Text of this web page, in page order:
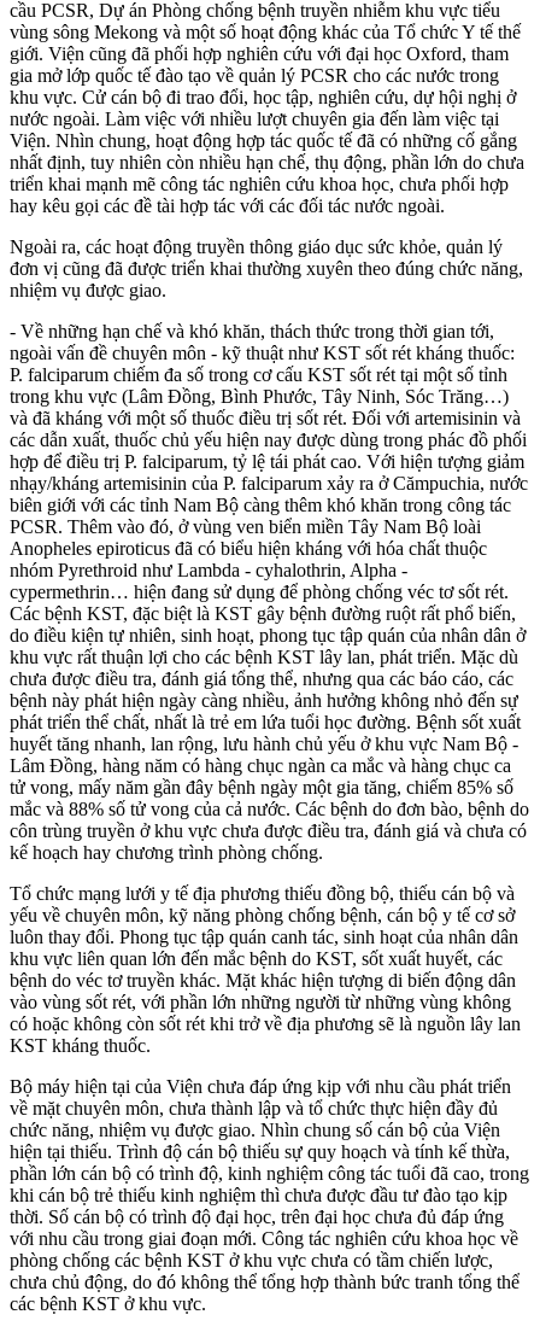
cầu PCSR, Dự án Phòng chống bệnh truyền nhiễm khu vực tiểu
vùng sông Mekong và một số hoạt động khác của Tổ chức Y tế thế
giới. Viện cũng đã phối hợp nghiên cứu với đại học Oxford, tham
gia mở lớp quốc tế đào tạo về quản lý PCSR cho các nước trong
khu vực. Cử cán bộ đi trao đổi, học tập, nghiên cứu, dự hội nghị ở
nước ngoài. Làm việc với nhiều lượt chuyên gia đến làm việc tại
Viện. Nhìn chung, hoạt động hợp tác quốc tế đã có những cố gắng
nhất định, tuy nhiên còn nhiều hạn chế, thụ động, phần lớn do chưa
triển khai mạnh mẽ công tác nghiên cứu khoa học, chưa phối hợp
hay kêu gọi các đề tài hợp tác với các đối tác nước ngoài.
Ngoài ra, các hoạt động truyền thông giáo dục sức khỏe, quản lý
đơn vị cũng đã được triển khai thường xuyên theo đúng chức năng,
nhiệm vụ được giao.
- Về những hạn chế và khó khăn, thách thức trong thời gian tới,
ngoài vấn đề chuyên môn - kỹ thuật như KST sốt rét kháng thuốc:
P. falciparum chiếm đa số trong cơ cấu KST sốt rét tại một số tỉnh
trong khu vực (Lâm Đồng, Bình Phước, Tây Ninh, Sóc Trăng…)
và đã kháng với một số thuốc điều trị sốt rét. Đối với artemisinin và
các dẫn xuất, thuốc chủ yếu hiện nay được dùng trong phác đồ phối
hợp để điều trị P. falciparum, tỷ lệ tái phát cao. Với hiện tượng giảm
nhạy/kháng artemisinin của P. falciparum xảy ra ở Cămpuchia, nước
biên giới với các tỉnh Nam Bộ càng thêm khó khăn trong công tác
PCSR. Thêm vào đó, ở vùng ven biển miền Tây Nam Bộ loài
Anopheles epiroticus đã có biểu hiện kháng với hóa chất thuộc
nhóm Pyrethroid như Lambda - cyhalothrin, Alpha -
cypermethrin… hiện đang sử dụng để phòng chống véc tơ sốt rét.
Các bệnh KST, đặc biệt là KST gây bệnh đường ruột rất phổ biến,
do điều kiện tự nhiên, sinh hoạt, phong tục tập quán của nhân dân ở
khu vực rất thuận lợi cho các bệnh KST lây lan, phát triển. Mặc dù
chưa được điều tra, đánh giá tổng thể, nhưng qua các báo cáo, các
bệnh này phát hiện ngày càng nhiều, ảnh hưởng không nhỏ đến sự
phát triển thể chất, nhất là trẻ em lứa tuổi học đường. Bệnh sốt xuất
huyết tăng nhanh, lan rộng, lưu hành chủ yếu ở khu vực Nam Bộ -
Lâm Đồng, hàng năm có hàng chục ngàn ca mắc và hàng chục ca
tử vong, mấy năm gần đây bệnh ngày một gia tăng, chiếm 85% số
mắc và 88% số tử vong của cả nước. Các bệnh do đơn bào, bệnh do
côn trùng truyền ở khu vực chưa được điều tra, đánh giá và chưa có
kế hoạch hay chương trình phòng chống.
Tổ chức mạng lưới y tế địa phương thiếu đồng bộ, thiếu cán bộ và
yếu về chuyên môn, kỹ năng phòng chống bệnh, cán bộ y tế cơ sở
luôn thay đổi. Phong tục tập quán canh tác, sinh hoạt của nhân dân
khu vực liên quan lớn đến mắc bệnh do KST, sốt xuất huyết, các
bệnh do véc tơ truyền khác. Mặt khác hiện tượng di biến động dân
vào vùng sốt rét, với phần lớn những người từ những vùng không
có hoặc không còn sốt rét khi trở về địa phương sẽ là nguồn lây lan
KST kháng thuốc.
Bộ máy hiện tại của Viện chưa đáp ứng kịp với nhu cầu phát triển
về mặt chuyên môn, chưa thành lập và tổ chức thực hiện đầy đủ
chức năng, nhiệm vụ được giao. Nhìn chung số cán bộ của Viện
hiện tại thiếu. Trình độ cán bộ thiếu sự quy hoạch và tính kế thừa,
phần lớn cán bộ có trình độ, kinh nghiệm công tác tuổi đã cao, trong
khi cán bộ trẻ thiếu kinh nghiệm thì chưa được đầu tư đào tạo kịp
thời. Số cán bộ có trình độ đại học, trên đại học chưa đủ đáp ứng
với nhu cầu trong giai đoạn mới. Công tác nghiên cứu khoa học về
phòng chống các bệnh KST ở khu vực chưa có tầm chiến lược,
chưa chủ động, do đó không thể tổng hợp thành bức tranh tổng thể
các bệnh KST ở khu vực.